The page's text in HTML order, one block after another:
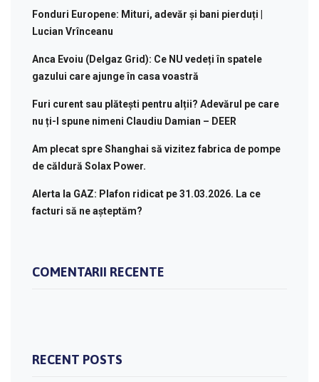
Fonduri Europene: Mituri, adevăr și bani pierduți |
Lucian Vrînceanu
Anca Evoiu (Delgaz Grid): Ce NU vedeți în spatele
gazului care ajunge în casa voastră
Furi curent sau plătești pentru alții? Adevărul pe care
nu ți-l spune nimeni Claudiu Damian – DEER
Am plecat spre Shanghai să vizitez fabrica de pompe
de căldură Solax Power.
Alerta la GAZ: Plafon ridicat pe 31.03.2026. La ce
facturi să ne așteptăm?
COMENTARII RECENTE
RECENT POSTS